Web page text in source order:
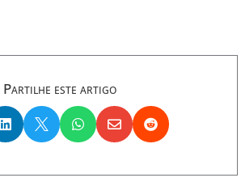
Partilhe este artigo
    